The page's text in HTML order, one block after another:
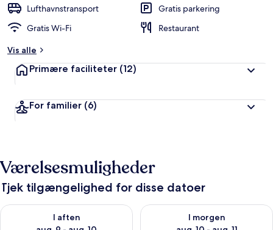
Lufthavnstransport
Gratis parkering
Gratis Wi-Fi
Restaurant
Vis alle
Primære faciliteter (12)
For familier (6)
Værelsesmuligheder
Tjek tilgængelighed for disse datoer
I aften
Tjek tilgængelighed for i aften aug. 9 - aug. 10
I morgen
Tjek tilgængelighed for i